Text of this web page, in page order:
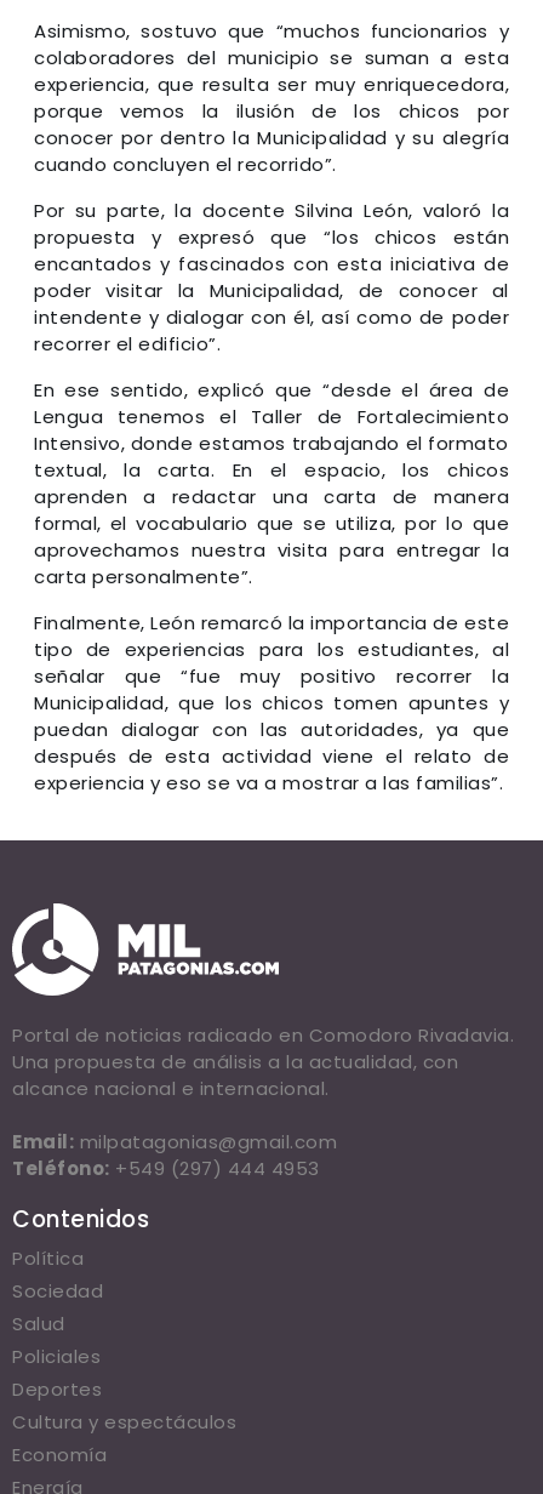
Asimismo, sostuvo que “muchos funcionarios y
colaboradores del municipio se suman a esta
experiencia, que resulta ser muy enriquecedora,
porque vemos la ilusión de los chicos por
conocer por dentro la Municipalidad y su alegría
cuando concluyen el recorrido”.
Por su parte, la docente Silvina León, valoró la
propuesta y expresó que “los chicos están
encantados y fascinados con esta iniciativa de
poder visitar la Municipalidad, de conocer al
intendente y dialogar con él, así como de poder
recorrer el edificio”.
En ese sentido, explicó que “desde el área de
Lengua tenemos el Taller de Fortalecimiento
Intensivo, donde estamos trabajando el formato
textual, la carta. En el espacio, los chicos
aprenden a redactar una carta de manera
formal, el vocabulario que se utiliza, por lo que
aprovechamos nuestra visita para entregar la
carta personalmente”.
Finalmente, León remarcó la importancia de este
tipo de experiencias para los estudiantes, al
señalar que “fue muy positivo recorrer la
Municipalidad, que los chicos tomen apuntes y
puedan dialogar con las autoridades, ya que
después de esta actividad viene el relato de
experiencia y eso se va a mostrar a las familias”.
Portal de noticias radicado en Comodoro Rivadavia.
Una propuesta de análisis a la actualidad, con
alcance nacional e internacional.
Email: milpatagonias@gmail.com
Teléfono: +549 (297) 444 4953
Contenidos
Política
Sociedad
Salud
Policiales
Deportes
Cultura y espectáculos
Economía
Energía